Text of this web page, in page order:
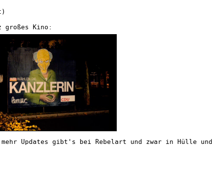
großes Kino:
mehr Updates gibt's bei Rebelart und zwar in Hülle und